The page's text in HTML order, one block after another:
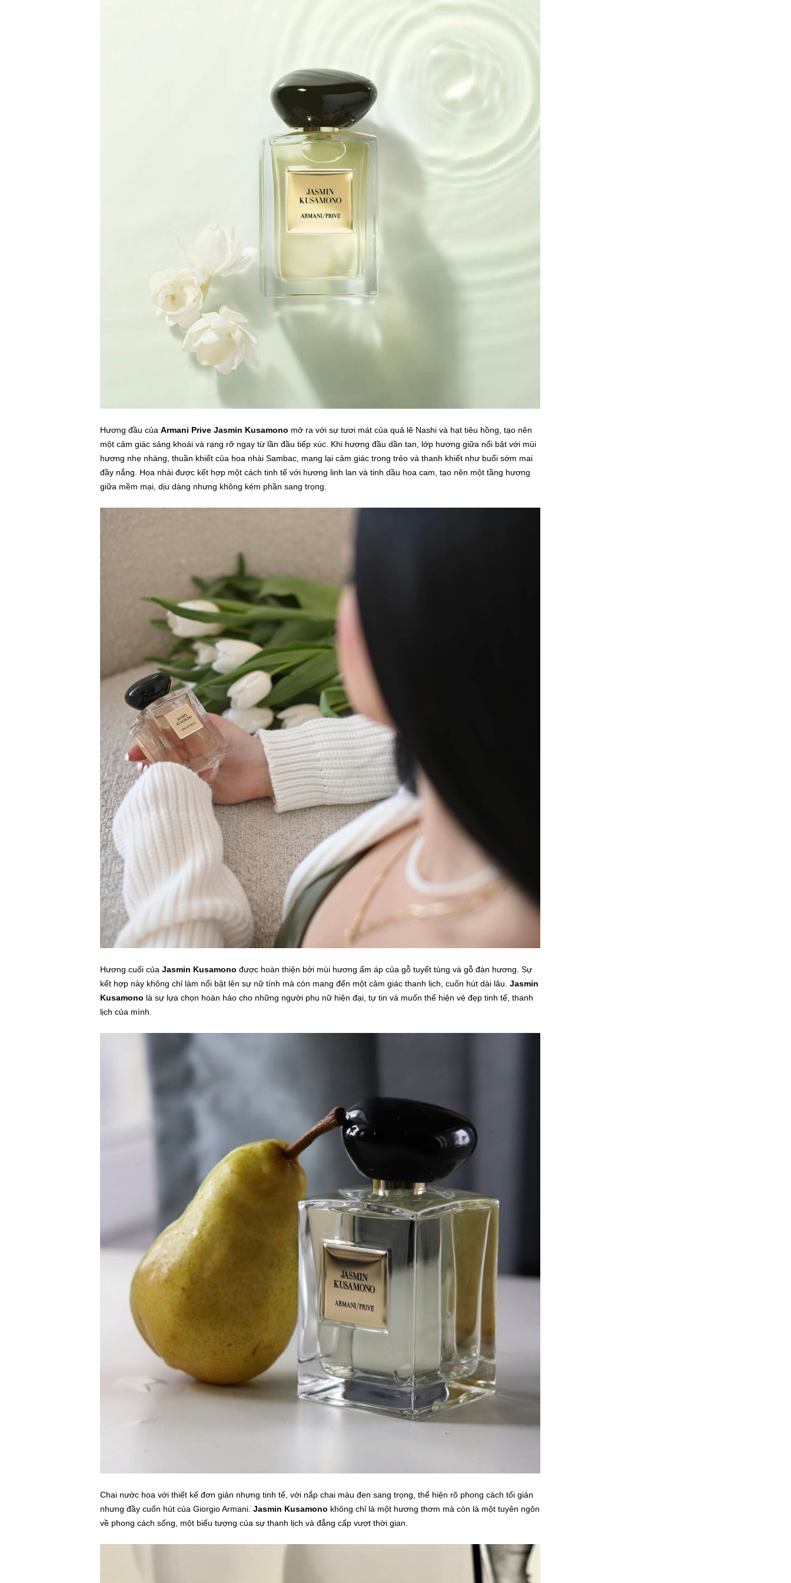
Hương đầu của Armani Prive Jasmin Kusamono mở ra với sự tươi mát của quả lê Nashi và hạt tiêu hồng, tạo nên
một cảm giác sảng khoái và rạng rỡ ngay từ lần đầu tiếp xúc. Khi hương đầu dần tan, lớp hương giữa nổi bật với mùi
hương nhẹ nhàng, thuần khiết của hoa nhài Sambac, mang lại cảm giác trong trẻo và thanh khiết như buổi sớm mai
đầy nắng. Hoa nhài được kết hợp một cách tinh tế với hương linh lan và tinh dầu hoa cam, tạo nên một tầng hương
giữa mềm mại, dịu dàng nhưng không kém phần sang trọng.
Hương cuối của Jasmin Kusamono được hoàn thiện bởi mùi hương ấm áp của gỗ tuyết tùng và gỗ đàn hương. Sự
kết hợp này không chỉ làm nổi bật lên sự nữ tính mà còn mang đến một cảm giác thanh lịch, cuốn hút dài lâu. Jasmin
Kusamono là sự lựa chọn hoàn hảo cho những người phụ nữ hiện đại, tự tin và muốn thể hiện vẻ đẹp tinh tế, thanh
lịch của mình.
Chai nước hoa với thiết kế đơn giản nhưng tinh tế, với nắp chai màu đen sang trọng, thể hiện rõ phong cách tối giản
nhưng đầy cuốn hút của Giorgio Armani. Jasmin Kusamono không chỉ là một hương thơm mà còn là một tuyên ngôn
về phong cách sống, một biểu tượng của sự thanh lịch và đẳng cấp vượt thời gian.